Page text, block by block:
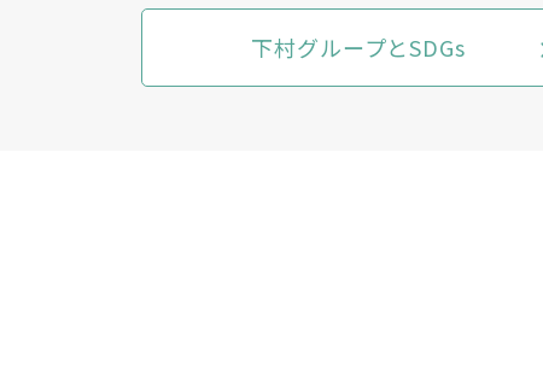
下村グループとSDGs